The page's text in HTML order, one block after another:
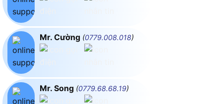
Mr. Cường (0779.008.018)
Mr. Song (0779.68.68.19)